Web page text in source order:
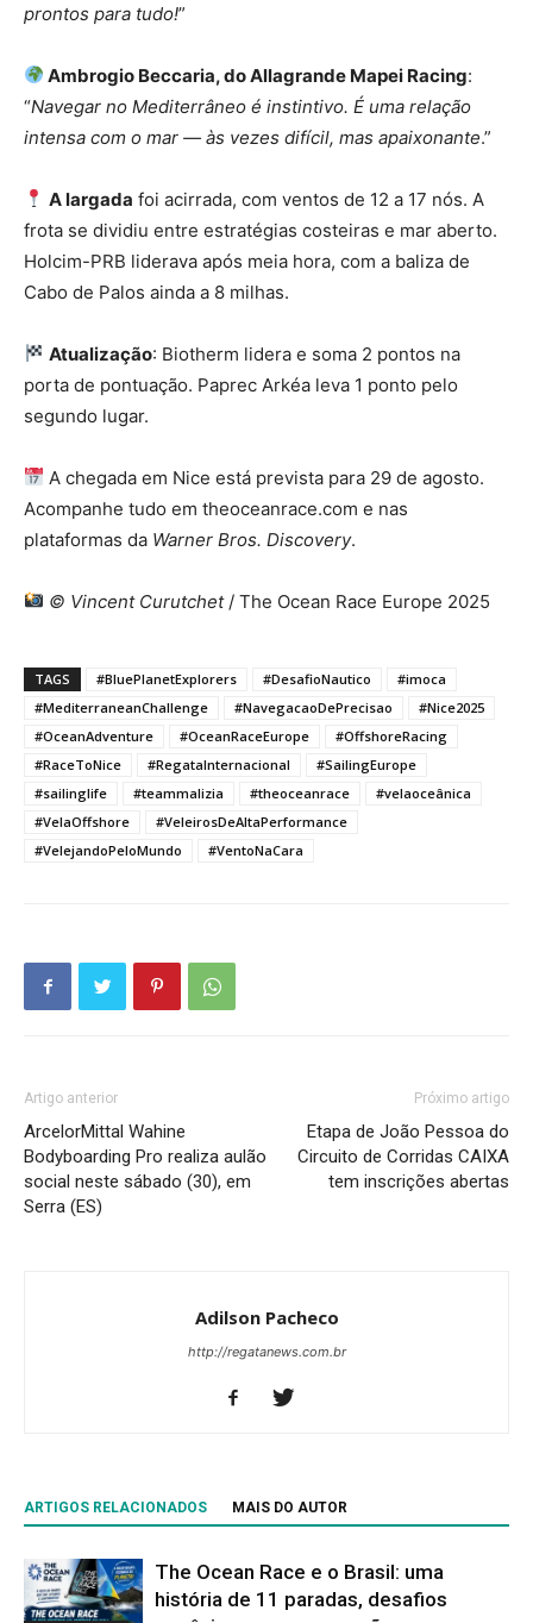
prontos para tudo!”
Ambrogio Beccaria, do Allagrande Mapei Racing:
“Navegar no Mediterrâneo é instintivo. É uma relação
intensa com o mar — às vezes difícil, mas apaixonante.”
A largada foi acirrada, com ventos de 12 a 17 nós. A
frota se dividiu entre estratégias costeiras e mar aberto.
Holcim-PRB liderava após meia hora, com a baliza de
Cabo de Palos ainda a 8 milhas.
Atualização: Biotherm lidera e soma 2 pontos na
porta de pontuação. Paprec Arkéa leva 1 ponto pelo
segundo lugar.
A chegada em Nice está prevista para 29 de agosto.
Acompanhe tudo em theoceanrace.com e nas
plataformas da Warner Bros. Discovery.
© Vincent Curutchet/ The Ocean Race Europe 2025
TAGS #BluePlanetExplorers #DesafioNautico
#imoca
#MediterraneanChallenge
#NavegacaoDePrecisao
#Nice2025
#OceanAdventure
#OceanRaceEurope
#OffshoreRacing
#RaceToNice
#RegataInternacional
#SailingEurope
#sailinglife
#teammalizia #theoceanrace
#velaoceânica
#VelaOffshore
#VeleirosDeAltaPerformance
#VelejandoPeloMundo
#VentoNaCara
Artigo anterior
ArcelorMittal Wahine
Bodyboarding Pro realiza aulão
social neste sábado (30), em
Serra (ES)
Próximo artigo
Etapa de João Pessoa do
Circuito de Corridas CAIXA
tem inscrições abertas
Adilson Pacheco
http://regatanews.com.br
ARTIGOS RELACIONADOS MAIS DO AUTOR
The Ocean Race e o Brasil: uma
história de 11 paradas, desafios